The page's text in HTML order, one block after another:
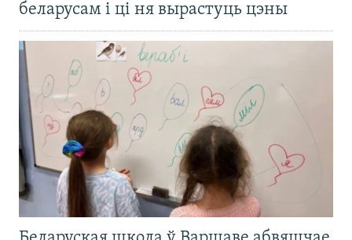
беларусам і ці ня вырастуць цэны